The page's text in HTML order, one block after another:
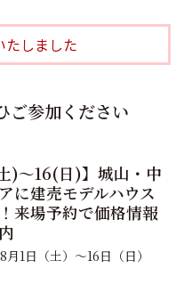
たしました
ご参加ください
)〜16(日)】城山・中
に建売モデルハウス
来場予約で価格情報
8月1日（土）〜16日（日）